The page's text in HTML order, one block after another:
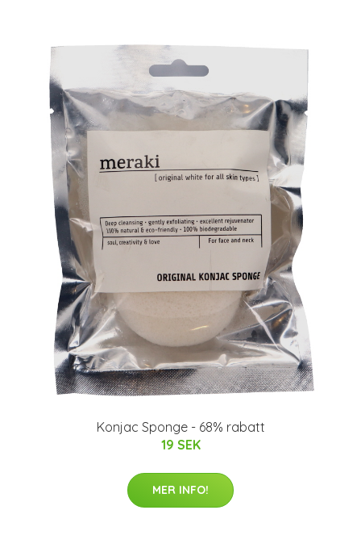
Konjac Sponge - 68% rabatt
19 SEK
MER INFO!